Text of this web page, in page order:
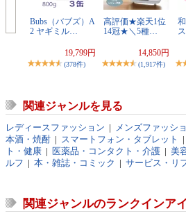
Bubs（バブズ）A
2 ヤギミル…
19,799円
(378件)
高評価★楽天1位
14冠★＼5種…
14,850円
(1,917件)
関連ジャンルを見る
レディースファッション | メンズファッシ
本酒・焼酎 | スマートフォン・タブレット |
ト・健康 | 医薬品・コンタクト・介護 | 美
ルフ | 本・雑誌・コミック | サービス・リ
関連ジャンルのランクインア